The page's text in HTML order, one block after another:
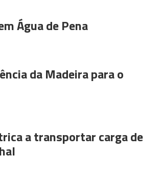
Água de Pena
da Madeira para o
a transportar carga de